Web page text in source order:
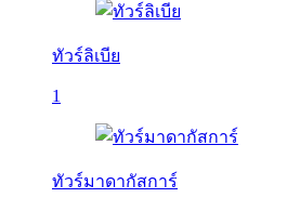
ทัวร์ลิเบีย
1
ทัวร์มาดากัสการ์